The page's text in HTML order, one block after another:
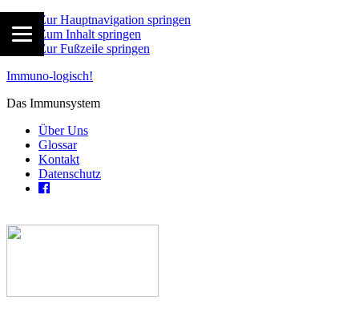
Zur Hauptnavigation springen
Zum Inhalt springen
Zur Fußzeile springen
Immuno-logisch!
Das Immunsystem
Über Uns
Glossar
Kontakt
Datenschutz